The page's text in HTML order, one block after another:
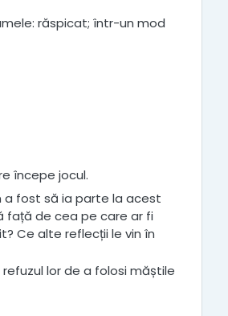
răspicat; într-un mod
începe jocul.
a fost să ia parte la acest
față de cea pe care ar fi
Ce alte reflecții le vin în
lor de a folosi măștile